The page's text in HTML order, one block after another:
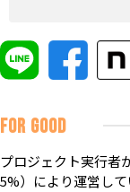
FOR GOOD
プロジェクト実行者
5%）により運営して